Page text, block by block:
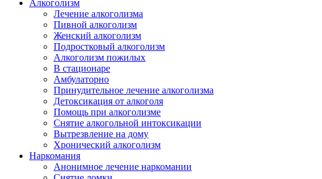
Алкоголизм
Лечение алкоголизма
Пивной алкоголизм
Женский алкоголизм
Подростковый алкоголизм
Алкоголизм пожилых
В стационаре
Амбулаторно
Принудительное лечение алкоголизма
Детоксикация от алкоголя
Помощь при алкоголизме
Снятие алкогольной интоксикации
Вытрезвление на дому
Хронический алкоголизм
Наркомания
Анонимное лечение наркомании